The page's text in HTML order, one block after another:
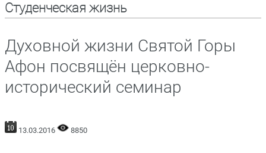
Студенческая жизнь
Духовной жизни Святой Горы
Афон посвящён церковно-
исторический семинар
13.03.2016 8850